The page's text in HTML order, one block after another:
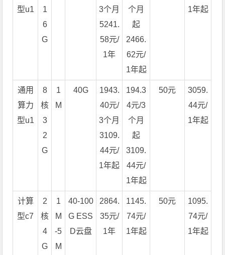
型u1
1
6
G
3个月
5241.
58元/
1年
个月
起
2466.
62元/
1年起
1年起
通用
算力
型u1
8
核
3
2
G
1
M
40G
1943.
40元/
3个月
3109.
44元/
1年起
194.3
4元/3
个月
起
3109.
44元/
1年起
50元
3059.
44元/
1年起
计算
型c7
2
核
4
G
1
M
-5
M
40-100
G ESS
D云盘
2864.
35元/
1年
1145.
74元/
1年起
50元
1095.
74元/
1年起